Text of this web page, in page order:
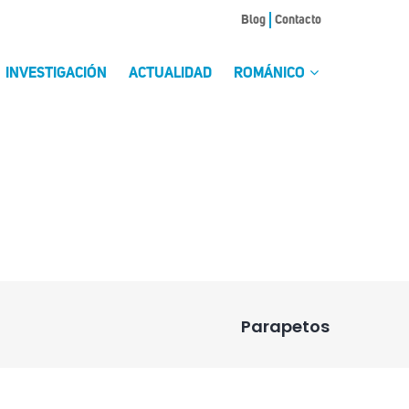
Blog Contacto
INVESTIGACIÓN ACTUALIDAD ROMÁNICO
Parapetos